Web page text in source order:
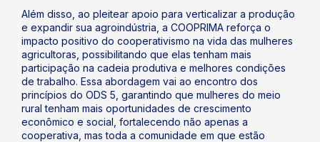
Além disso, ao pleitear apoio para verticalizar a produção
e expandir sua agroindústria, a COOPRIMA reforça o
impacto positivo do cooperativismo na vida das mulheres
agricultoras, possibilitando que elas tenham mais
participação na cadeia produtiva e melhores condições
de trabalho. Essa abordagem vai ao encontro dos
princípios do ODS 5, garantindo que mulheres do meio
rural tenham mais oportunidades de crescimento
econômico e social, fortalecendo não apenas a
cooperativa, mas toda a comunidade em que estão